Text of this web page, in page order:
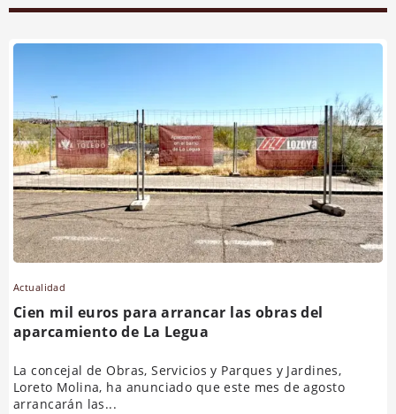
Actualidad
Cien mil euros para arrancar las obras del
aparcamiento de La Legua
La concejal de Obras, Servicios y Parques y Jardines,
Loreto Molina, ha anunciado que este mes de agosto
arrancarán las...